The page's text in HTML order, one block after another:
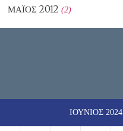
ΜΆΙΟΣ 2012 (2)
ΙΟΎΝΙΟΣ 2024